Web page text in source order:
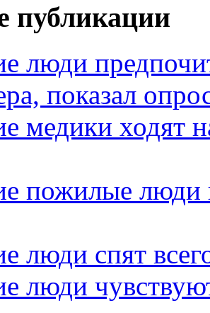
публикации
люди
показал
медики ходят
пожилые люди
люди спят
люди